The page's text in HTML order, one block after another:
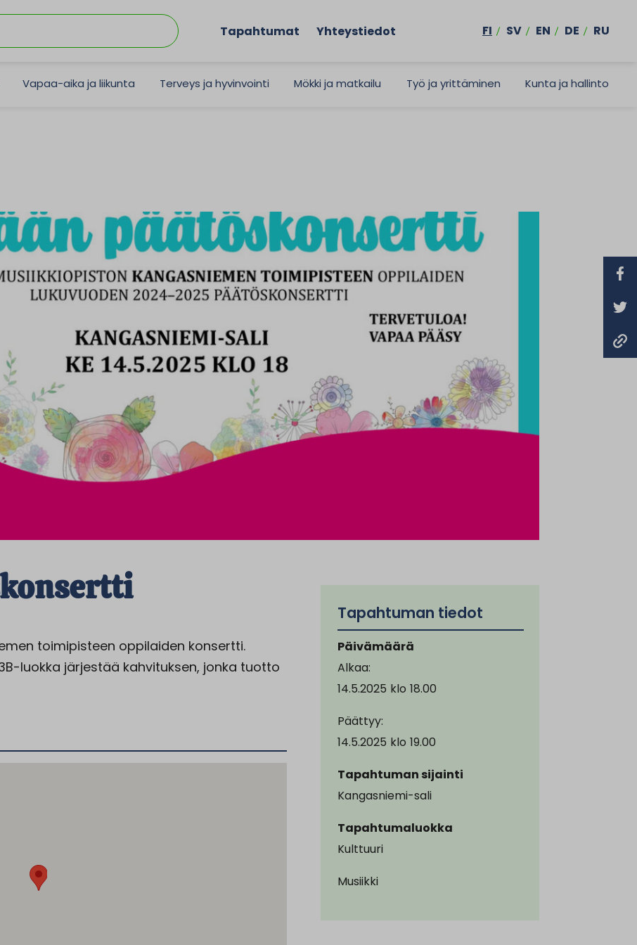
Tapahtumat Yhteystiedot FI SV EN DE RU
Vapaa-aika ja liikunta Terveys ja hyvinvointi Mökki ja matkailu Työ ja yrittäminen Kunta ja hallinto
toimipisteen oppilaiden konsertti.
luokka järjestää kahvituksen, jonka tuotto
Tapahtuman tiedot
Päivämäärä
Alkaa:
14.5.2025 klo 18.00
Päättyy:
14.5.2025 klo 19.00
Tapahtuman sijainti
Kangasniemi-sali
Tapahtumaluokka
Kulttuuri
Musiikki